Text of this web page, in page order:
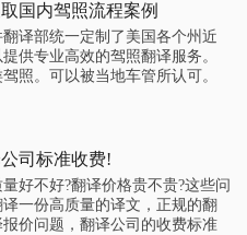
国内驾照流程案例
译部统一定制了美国各个州近
供专业高效的驾照翻译服务。
照。可以被当地车管所认可。
司标准收费!
好不好?翻译价格贵不贵?这些问
一份高质量的译文，正规的翻
价问题，翻译公司的收费标准